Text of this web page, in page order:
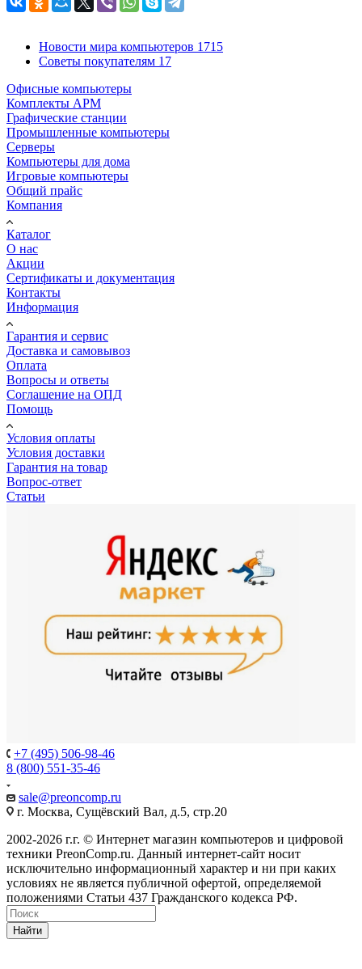
Новости мира компьютеров 1715
Советы покупателям 17
Офисные компьютеры
Комплекты АРМ
Графические станции
Промышленные компьютеры
Серверы
Компьютеры для дома
Игровые компьютеры
Общий прайс
Компания
Каталог
О нас
Акции
Сертификаты и документация
Контакты
Информация
Гарантия и сервис
Доставка и самовывоз
Оплата
Вопросы и ответы
Соглашение на ОПД
Помощь
Условия оплаты
Условия доставки
Гарантия на товар
Вопрос-ответ
Статьи
+7 (495) 506-98-46
8 (800) 551-35-46
sale@preoncomp.ru
г. Москва, Сущёвский Вал, д.5, стр.20
2002-2026 г.г. © Интернет магазин компьютеров и цифровой
техники PreonComp.ru. Данный интернет-сайт носит
исключительно информационный характер и ни при каких
условиях не является публичной офертой, определяемой
положениями Статьи 437 Гражданского кодекса РФ.
Найти